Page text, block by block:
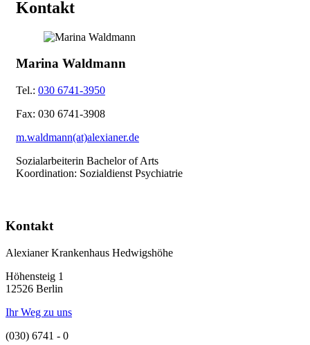
Kontakt
Marina Waldmann
Tel.: 030 6741-3950
Fax: 030 6741-3908
m.waldmann(at)alexianer.de
Sozialarbeiterin Bachelor of Arts
Koordination: Sozialdienst Psychiatrie
Kontakt
Alexianer Krankenhaus Hedwigshöhe
Höhensteig 1
12526 Berlin
Ihr Weg zu uns
(030) 6741 - 0